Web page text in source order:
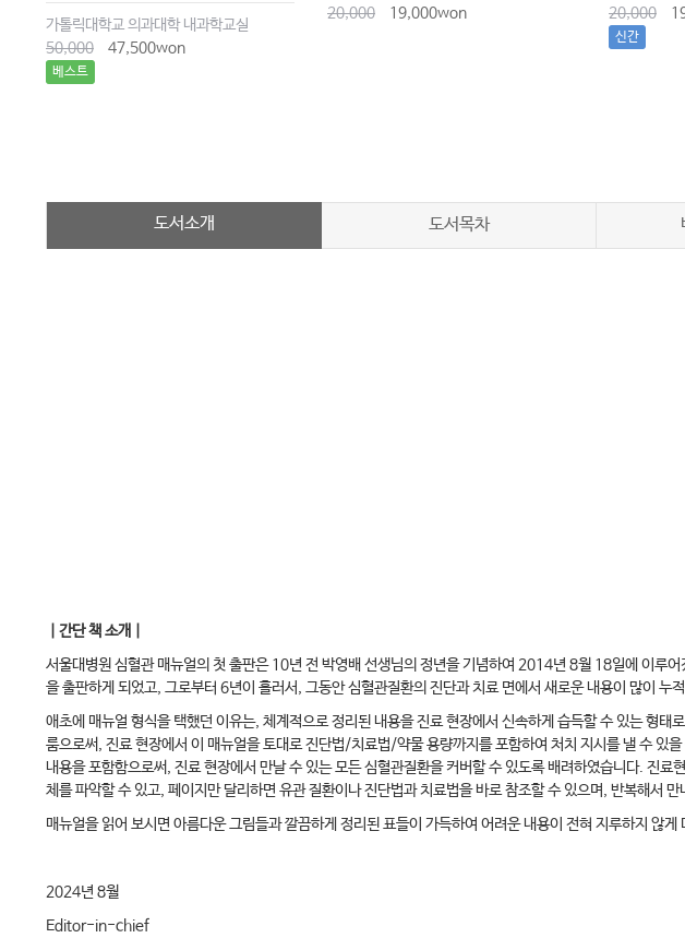
가톨릭대학교 의과대학 내과학교실
50,000
47,500won
베스트
20,000
19,000won
20,000
신간
도서소개 도서목차
｜간단 책 소개｜
서울대병원 심혈관 매뉴얼의 첫 출판은 10년 전 박영배 선생님의 정년을 기념하여 2014년 8월 18일에 이루
을 출판하게 되었고, 그로부터 6년이 흘러서, 그동안 심혈관질환의 진단과 치료 면에서 새로운 내용이 많이 누
애초에 매뉴얼 형식을 택했던 이유는, 체계적으로 정리된 내용을 진료 현장에서 신속하게 습득할 수 있는 형
룸으로써, 진료 현장에서 이 매뉴얼을 토대로 진단법/치료법/약물 용량까지를 포함하여 처치 지시를 낼 수
내용을 포함함으로써, 진료 현장에서 만날 수 있는 모든 심혈관질환을 커버할 수 있도록 배려하였습니다. 진
체를 파악할 수 있고, 페이지만 달리하면 유관 질환이나 진단법과 치료법을 바로 참조할 수 있으며, 반복해서
매뉴얼을 읽어 보시면 아름다운 그림들과 깔끔하게 정리된 표들이 가득하여 어려운 내용이 전혀 지루하지 않
2024년 8월
Editor-in-chief